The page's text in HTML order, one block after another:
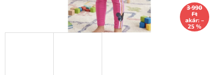
3 990
Ft
akár: –
25 %